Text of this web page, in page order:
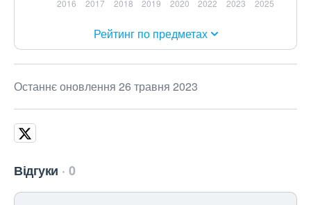
Рейтинг по предметах
Останнє оновлення 26 травня 2023
Відгуки 0